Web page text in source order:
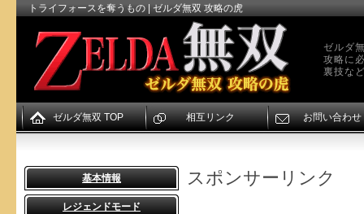
トライフォースを奪うもの | ゼルダ無双 攻略の虎
ゼルダ
攻略に
裏技な
基本情報
レジェンドモード
スポンサーリンク
ゼルダ無双 TOP 相互リンク お問い合わせ